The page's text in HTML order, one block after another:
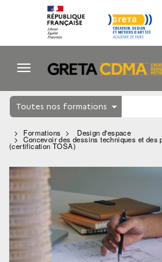
Toutes nos formations
Formations Design d'espace
Concevoir des dessins techniques et des
(certification TOSA)